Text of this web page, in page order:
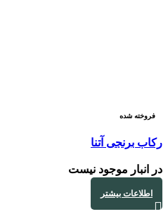
فروخته شده
رکاب برنجی آتنا
در انبار موجود نیست
اطلاعات بیشتر